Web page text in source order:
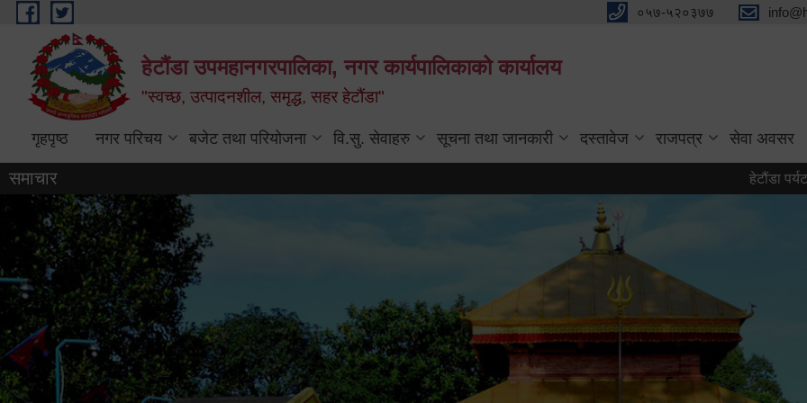
Skip to main content ०५७-५२०३७७
हेटौंडा उपमहानगरपालिका, नगर कार्यपालिकाको कार्यालय
"स्वच्छ, उत्पादनशील, समृद्ध, सहर हेटौंडा"
गृहपृष्ठ नगर परिचय बजेट तथा परियोजना वि.सु. सेवाहरु सूचना तथा जानकारी दस्तावेज राजपत्र सेवा अवसर
समाचार हेटौंडा पर्यटन वर्ष